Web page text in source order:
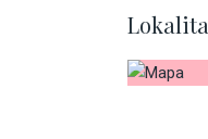
Lokalita